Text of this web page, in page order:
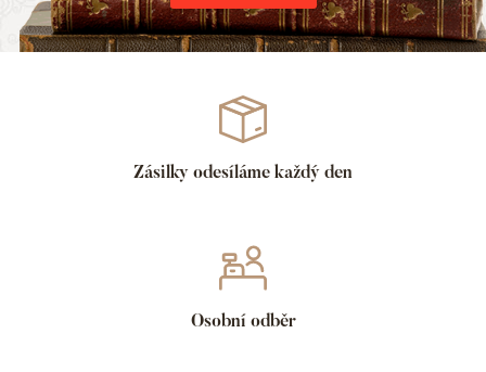
Zásilky odesíláme každý den
Osobní odběr